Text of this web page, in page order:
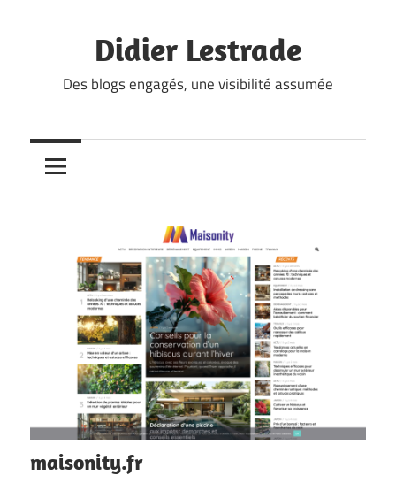
Didier Lestrade
Des blogs engagés, une visibilité assumée
maisonity.fr